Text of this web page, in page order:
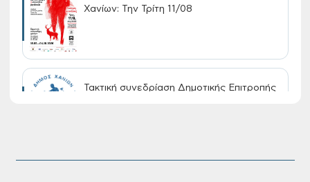
Χανίων: Την Τρίτη 11/08
Τακτική συνεδρίαση Δημοτικής Επιτροπής
Επαναλειτουργία του συστήματος